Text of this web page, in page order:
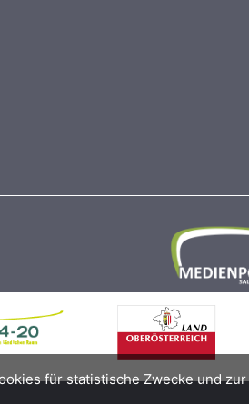
für statistische Zwecke und